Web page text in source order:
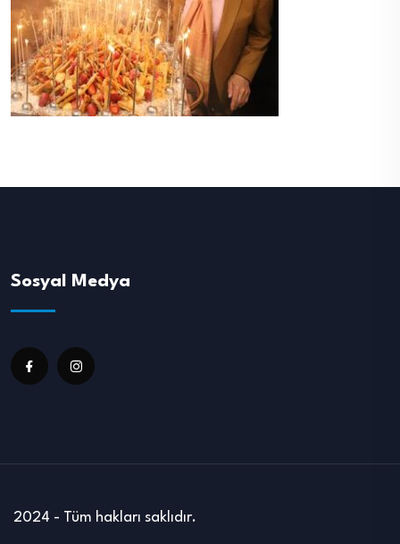
Sosyal Medya
2024 - Tüm hakları saklıdır.